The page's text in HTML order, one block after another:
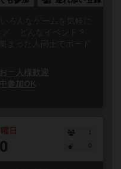
ろんなゲームを気軽に
／ どんなイベント？
まった人同士でボード
一人様歓迎
参加OK
曜日
1